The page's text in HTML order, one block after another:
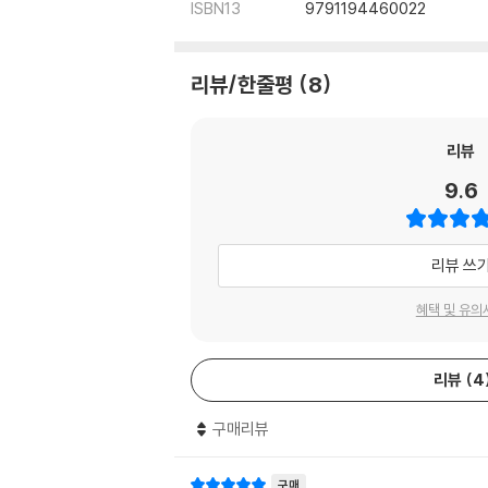
ISBN13
9791194460022
리뷰/한줄평 8
리뷰
9.6
리뷰 쓰기
혜택 및 유의
리뷰 4
구매리뷰
구매